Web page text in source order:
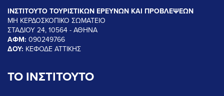
ΙΝΣΤΙΤΟΥΤΟ ΤΟΥΡΙΣΤΙΚΩΝ ΕΡΕΥΝΩΝ ΚΑΙ ΠΡΟΒΛΕΨΕΩΝ
ΜΗ ΚΕΡΔΟΣΚΟΠΙΚΟ ΣΩΜΑΤΕΙΟ
ΣΤΑΔΙΟΥ 24, 10564 - ΑΘΗΝΑ
ΑΦΜ: 090249766
ΔΟΥ: ΚΕΦΟΔΕ ΑΤΤΙΚΗΣ
ΤΟ ΙΝΣΤΙΤΟΥΤΟ